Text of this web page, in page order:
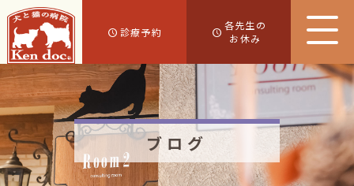
診療予約
各先生の
お休み
ブログ